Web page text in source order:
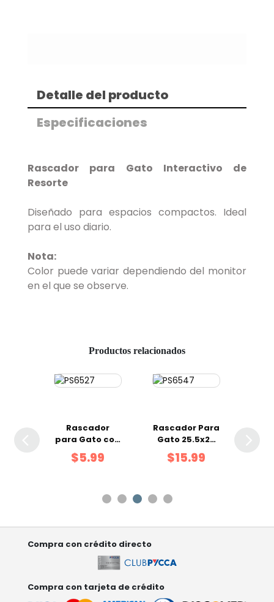
Detalle del producto
Especificaciones
Rascador para Gato Interactivo de
Resorte
Diseñado para espacios compactos. Ideal
para el uso diario.
Nota:
Color puede variar dependiendo del monitor
en el que se observe.
Productos relacionados
Rascador
para Gato con
Forma de Pez
$5.99
Rascador Para
Gato 25.5x29
cm
$15.99
Compra con crédito directo
Compra con tarjeta de crédito